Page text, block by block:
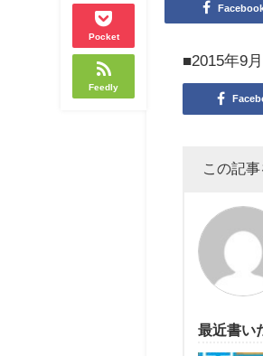
Pocket
Feedly
■2015年9
この記
最近書い